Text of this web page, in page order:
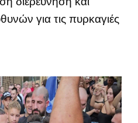
για τις πυρκαγιές